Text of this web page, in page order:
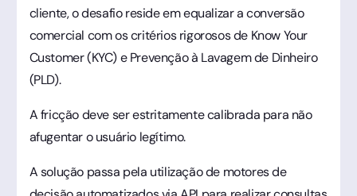
cliente, o desafio reside em equalizar a conversão
comercial com os critérios rigorosos de Know Your
Customer (KYC) e Prevenção à Lavagem de Dinheiro
(PLD).
A fricção deve ser estritamente calibrada para não
afugentar o usuário legítimo.
A solução passa pela utilização de motores de